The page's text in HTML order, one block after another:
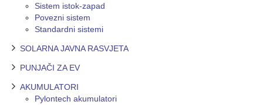
Sistem istok-zapad
Povezni sistem
Standardni sistemi
SOLARNA JAVNA RASVJETA
PUNJAČI ZA EV
AKUMULATORI
Pylontech akumulatori